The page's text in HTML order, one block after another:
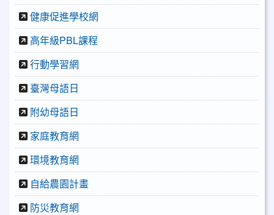
健康促進學校網
高年級PBL課程
行動學習網
臺灣母語日
附幼母語日
家庭教育網
環境教育網
自給農園計畫
防災教育網